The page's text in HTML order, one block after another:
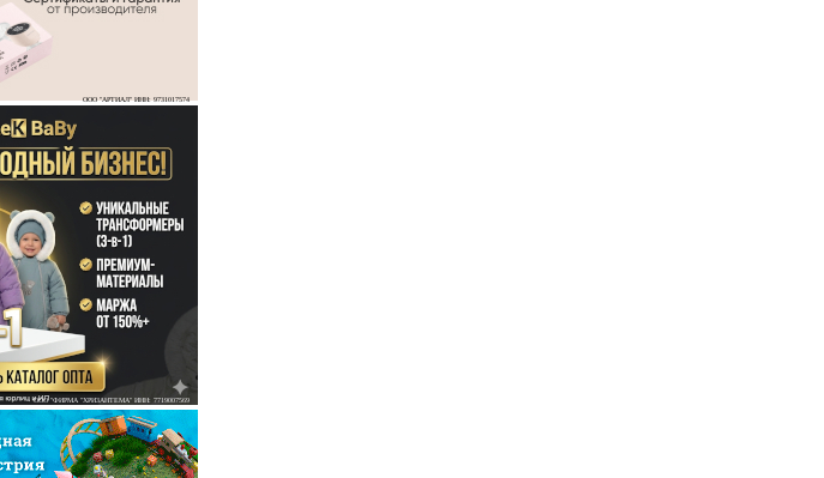
ООО "АРТИАЛ" ИНН: 9731017574
ООО "ФИРМА "ХРИЗАНТЕМА" ИНН: 7719007569